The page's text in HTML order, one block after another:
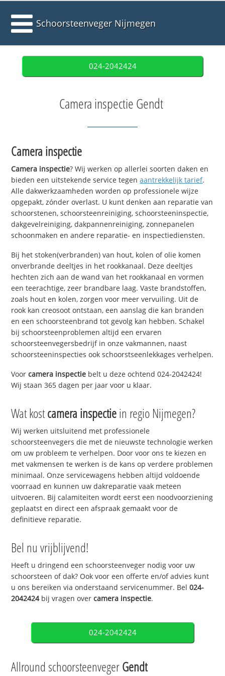
Schoorsteenveger Nijmegen
024-2042424
Camera inspectie Gendt
Camera inspectie
Camera inspectie? Wij werken op allerlei soorten daken en
bieden een uitstekende service tegenaantrekkelijk tarief.
Alle dakwerkzaamheden worden op professionele wijze
opgepakt, zónder overlast. U kunt denken aan reparatie van
schoorstenen, schoorsteenreiniging, schoorsteeninspectie,
dakgevelreiniging, dakpannenreiniging, zonnepanelen
schoonmaken en andere reparatie- en inspectiediensten.
Bij het stoken(verbranden) van hout, kolen of olie komen
onverbrande deeltjes in het rookkanaal. Deze deeltjes
hechten zich aan de wand van het rookkanaal en vormen
een teerachtige, zeer brandbare laag. Vaste brandstoffen,
zoals hout en kolen, zorgen voor meer vervuiling. Uit de
rook kan creosoot ontstaan, een aanslag die kan branden
en een schoorsteenbrand tot gevolg kan hebben. Schakel
bij schoorsteenproblemen altijd een ervaren
schoorsteenvegersbedrijf in onze vakmannen, naast
schoorsteeninspecties ook schoorstseenlekkages verhelpen.
Voorcamera inspectie belt u deze ochtend 024-2042424!
Wij staan 365 dagen per jaar voor u klaar.
Wat kostcamera inspectiein regio Nijmegen?
Wij werken uitsluitend met professionele
schoorsteenvegers die met de nieuwste technologie werken
om uw probleem te verhelpen. Door voor ons te kiezen en
met vakmensen te werken is de kans op verdere problemen
minimaal. Onze servicewagens hebben altijd voldoende
voorraad en kunnen uw dakreparatie vaak meteen
uitvoeren. Bij calamiteiten wordt eerst een noodvoorziening
geplaatst en direct een afspraak gemaakt voor de
definitieve reparatie.
Bel nu vrijblijvend!
Heeft u dringend een schoorsteenveger nodig voor uw
schoorsteen of dak? Ook voor een offerte en/of advies kunt
u ons bereiken via onderstaand servicenummer. Bel024-
2042424bij vragen overcamera inspectie.
024-2042424
Allround schoorsteenvegerGendt